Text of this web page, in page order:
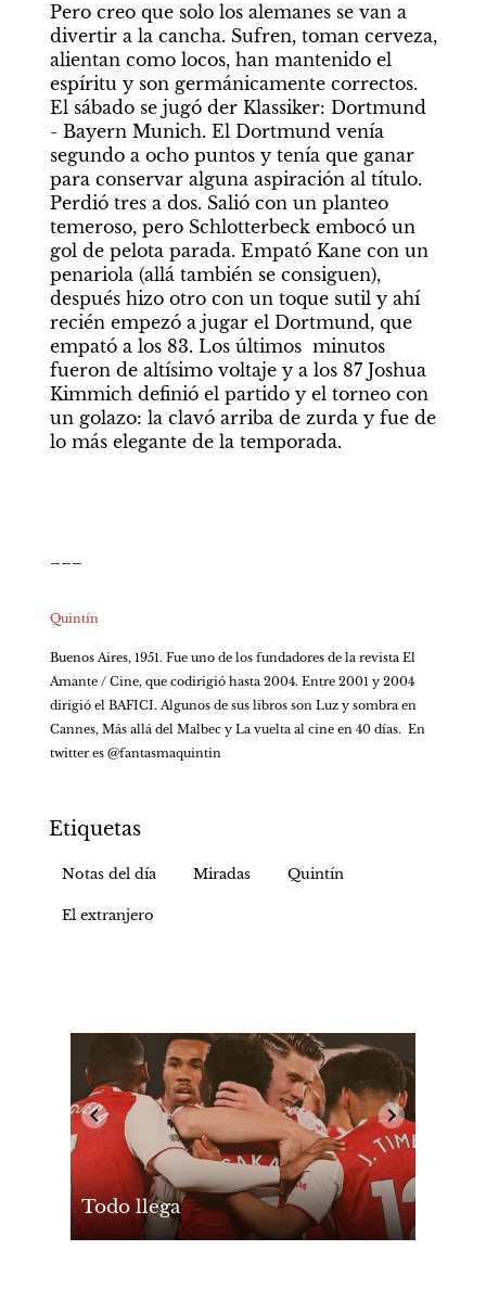
Pero creo que solo los alemanes se van a
divertir a la cancha. Sufren, toman cerveza,
alientan como locos, han mantenido el
espíritu y son germánicamente correctos.
El sábado se jugó der Klassiker: Dortmund
- Bayern Munich. El Dortmund venía
segundo a ocho puntos y tenía que ganar
para conservar alguna aspiración al título.
Perdió tres a dos. Salió con un planteo
temeroso, pero Schlotterbeck embocó un
gol de pelota parada. Empató Kane con un
penariola (allá también se consiguen),
después hizo otro con un toque sutil y ahí
recién empezó a jugar el Dortmund, que
empató a los 83. Los últimos  minutos
fueron de altísimo voltaje y a los 87 Joshua
Kimmich definió el partido y el torneo con
un golazo: la clavó arriba de zurda y fue de
lo más elegante de la temporada.
Quintín
Buenos Aires, 1951. Fue uno de los fundadores de la revista El
Amante / Cine, que codirigió hasta 2004. Entre 2001 y 2004
dirigió el BAFICI. Algunos de sus libros son Luz y sombra en
Cannes, Más allá del Malbec y La vuelta al cine en 40 días.  En
twitter es @fantasmaquintin
Etiquetas
Notas del día Miradas Quintín
El extranjero
Todo llega